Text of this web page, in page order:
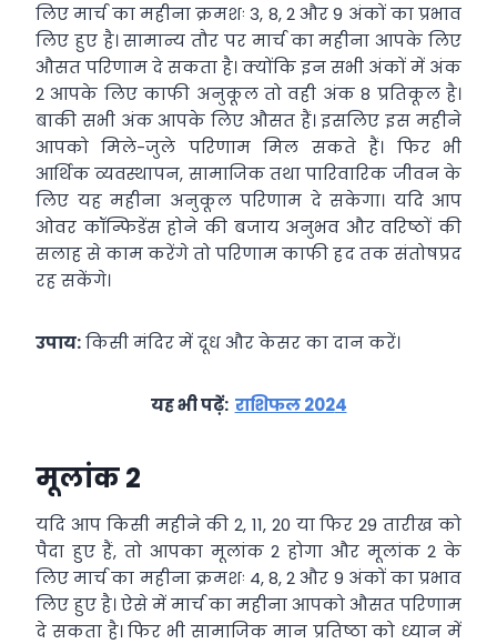
लिए मार्च का महीना क्रमशः 3, 8, 2 और 9 अंकों का प्रभाव
लिए हुए है। सामान्य तौर पर मार्च का महीना आपके लिए
औसत परिणाम दे सकता है। क्योंकि इन सभी अंकों में अंक
2 आपके लिए काफी अनुकूल तो वही अंक 8 प्रतिकूल है।
बाकी सभी अंक आपके लिए औसत हैं। इसलिए इस महीने
आपको मिले-जुले परिणाम मिल सकते हैं। फिर भी
आर्थिक व्यवस्थापन, सामाजिक तथा पारिवारिक जीवन के
लिए यह महीना अनुकूल परिणाम दे सकेगा। यदि आप
ओवर कॉन्फिडेंस होने की बजाय अनुभव और वरिष्ठों की
सलाह से काम करेंगे तो परिणाम काफी हद तक संतोषप्रद
रह सकेंगे।
उपाय:किसी मंदिर में दूध और केसर का दान करें।
यह भी पढ़ें: राशिफल 2024
मूलांक 2
यदि आप किसी महीने की 2, 11, 20 या फिर 29 तारीख को
पैदा हुए हैं, तो आपका मूलांक 2 होगा और मूलांक 2 के
लिए मार्च का महीना क्रमशः 4, 8, 2 और 9 अंकों का प्रभाव
लिए हुए है। ऐसे में मार्च का महीना आपको औसत परिणाम
दे सकता है। फिर भी सामाजिक मान प्रतिष्ठा को ध्यान में